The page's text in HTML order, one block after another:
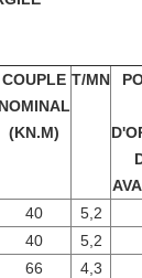
COUPLE
NOMINAL
(KN.M)
T/MN
40 5,2
40 5,2
66 4,3